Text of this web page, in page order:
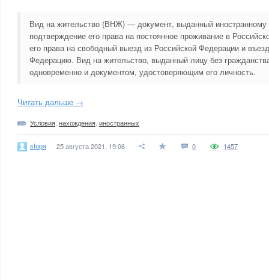
Вид на жительство (ВНЖ) — документ, выданный иностранному
подтверждение его права на постоянное проживание в
его права на свободный выезд из Российской Федерации и
Федерацию. Вид на жительство, выданный лицу без
одновременно и документом, удостоверяющим его личность.
Читать дальше →
Условия нахождения иностранных
stopa 25 августа 2021, 19:06 0 1457